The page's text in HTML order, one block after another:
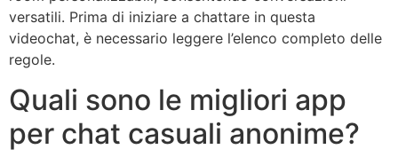
versatili. Prima di iniziare a chattare in questa
videochat, è necessario leggere l’elenco completo delle
regole.
Quali sono le migliori app
per chat casuali anonime?